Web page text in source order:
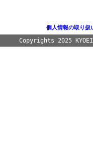
個人情報の取り扱
Copyrights 2025